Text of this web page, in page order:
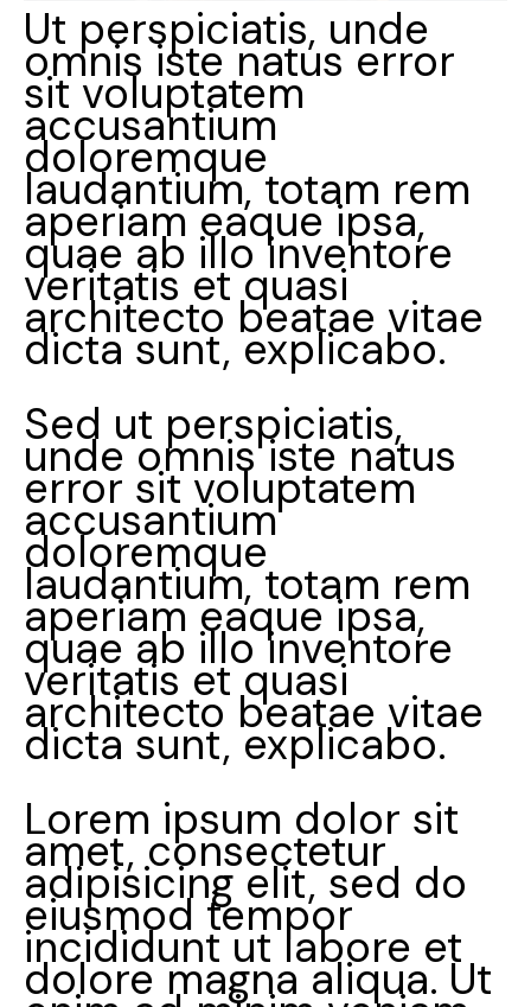
Ut perspiciatis, unde
omnis iste natus error
sit voluptatem
accusantium
doloremque
laudantium, totam rem
aperiam eaque ipsa,
quae ab illo inventore
veritatis et quasi
architecto beatae vitae
dicta sunt, explicabo.
Sed ut perspiciatis,
unde omnis iste natus
error sit voluptatem
accusantium
doloremque
laudantium, totam rem
aperiam eaque ipsa,
quae ab illo inventore
veritatis et quasi
architecto beatae vitae
dicta sunt, explicabo.
Lorem ipsum dolor sit
amet, consectetur
adipisicing elit, sed do
eiusmod tempor
incididunt ut labore et
dolore magna aliqua. Ut